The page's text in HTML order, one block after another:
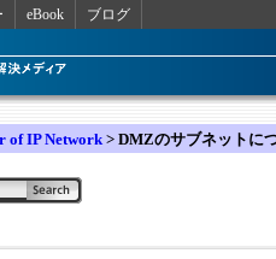
eBook ブログ
of IP Network> DMZのサブネットに